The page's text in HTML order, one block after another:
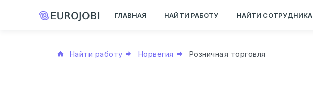
ГЛАВНАЯ НАЙТИ РАБОТУ НАЙТИ СОТРУДНИКА
Найти работу Норвегия Розничная торговля